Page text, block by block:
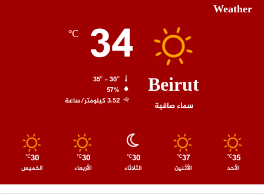
Weather
Beirut
سماء صافية
34
℃
57%
3.52 كيلومتر/ساعة
35
℃
الأحد
37
℃
الأثنين
30
℃
الثلاثاء
30
℃
الأربعاء
30
℃
الخميس